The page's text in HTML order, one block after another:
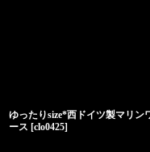
ゆったりsize*西ドイツ製マリン
ース [clo0425]